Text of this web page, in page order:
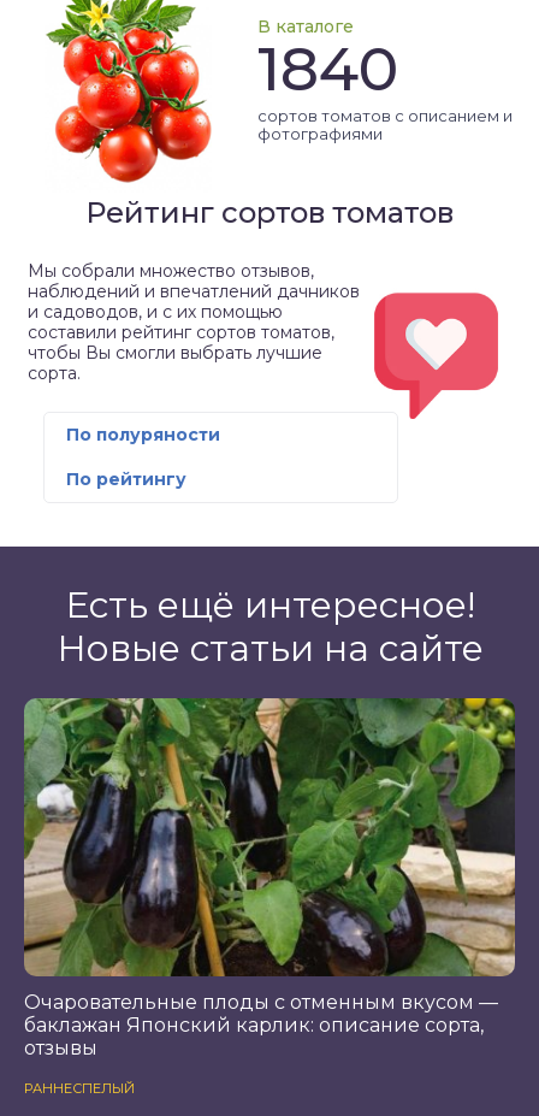
В каталоге
1840
сортов томатов с описанием и
фотографиями
Рейтинг сортов томатов
Мы собрали множество отзывов,
наблюдений и впечатлений дачников
и садоводов, и с их помощью
составили рейтинг сортов томатов,
чтобы Вы смогли выбрать лучшие
сорта.
По полуряности
По рейтингу
Есть ещё интересное!
Новые статьи на сайте
Очаровательные плоды с отменным вкусом —
баклажан Японский карлик: описание сорта,
отзывы
РАННЕСПЕЛЫЙ